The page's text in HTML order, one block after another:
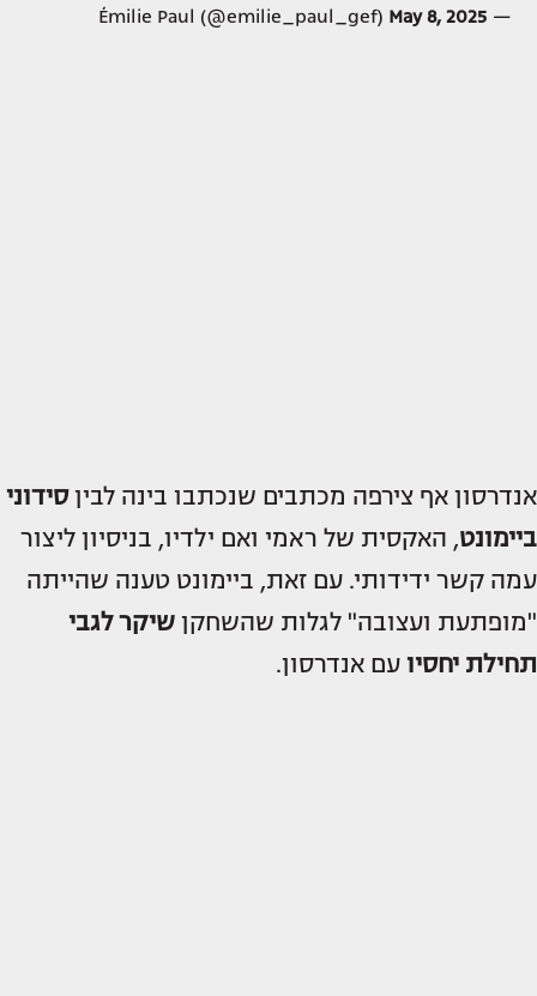
— Émilie Paul (@emilie_paul_gef)
May 8, 2025
אנדרסון אף צירפה מכתבים שנכתבו בינה לביןסידוני
ביימונט, האקסית של ראמי ואם ילדיו, בניסיון ליצור
עמה קשר ידידותי. עם זאת, ביימונט טענה שהייתה
"מופתעת ועצובה" לגלות שהשחקן שיקר לגבי
תחילת יחסיו עם אנדרסון.